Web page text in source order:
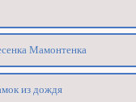
Мамонтенка
из дождя